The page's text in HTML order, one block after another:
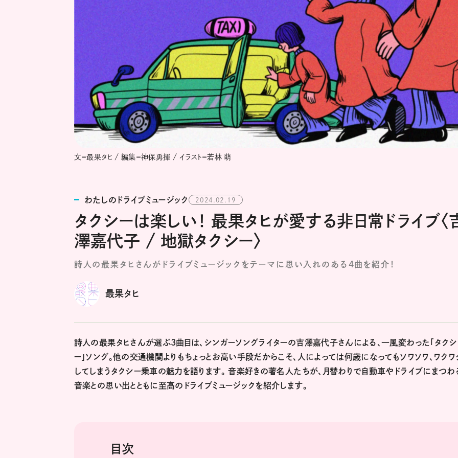
文＝最果タヒ / 編集＝神保勇揮 / イラスト＝若林 萌
わたしのドライブミュージック 2024.02.19
タクシーは楽しい！ 最果タヒが愛する非日常ドライブ〈
澤嘉代子 / 地獄タクシー〉
詩人の最果タヒさんがドライブミュージックをテーマに思い入れのある4曲を紹介！
最果タヒ
詩人の最果タヒさんが選ぶ3曲目は、シンガーソングライターの吉澤嘉代子さんによる、一風変わった「タクシ
ー」ソング。他の交通機関よりもちょっとお高い手段だからこそ、人によっては何歳になってもソワソワ、ワクワ
してしまうタクシー乗車の魅力を語ります。 音楽好きの著名人たちが、月替わりで自動車やドライブにまつわ
音楽との思い出とともに至高のドライブミュージックを紹介します。
目次